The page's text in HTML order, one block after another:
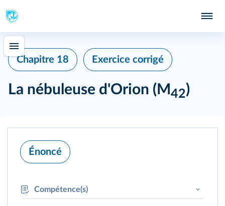
Chapitre 18 Exercice corrigé
La nébuleuse d'Orion (M 42)
Énoncé
Compétence(s)